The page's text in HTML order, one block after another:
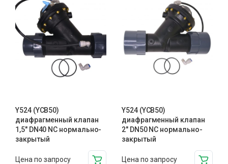
Y524 (YCB50)
диафрагменный клапан
1,5″ DN40 NC нормально-
закрытый
Цена по запросу
Y524 (YCB50)
диафрагменный клапан
2″ DN50 NC нормально-
закрытый
Цена по запросу